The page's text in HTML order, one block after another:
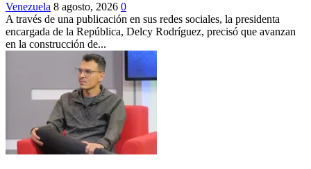
Venezuela 8 agosto, 2026 0
A través de una publicación en sus redes sociales, la presidenta
encargada de la República, Delcy Rodríguez, precisó que avanzan
en la construcción de...